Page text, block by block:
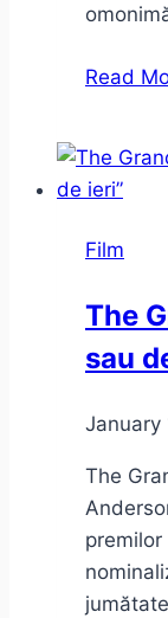
Read
Film
The
sau
January
The
premilor